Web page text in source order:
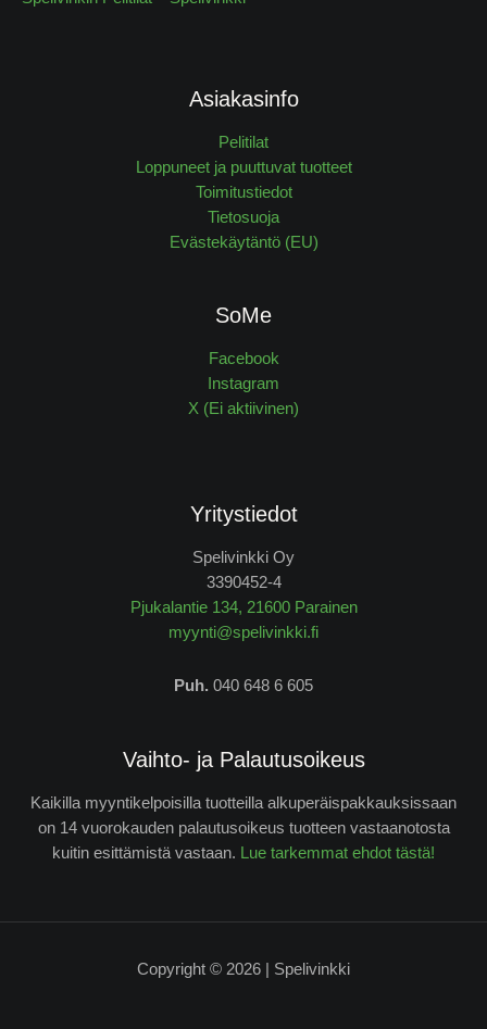
Asiakasinfo
Pelitilat
Loppuneet ja puuttuvat tuotteet
Toimitustiedot
Tietosuoja
Evästekäytäntö (EU)
SoMe
Facebook
Instagram
X (Ei aktiivinen)
Yritystiedot
Spelivinkki Oy
3390452-4
Pjukalantie 134, 21600 Parainen
myynti@spelivinkki.fi
Puh. 040 648 6 605
Vaihto- ja Palautusoikeus
Kaikilla myyntikelpoisilla tuotteilla alkuperäispakkauksissaan
on 14 vuorokauden palautusoikeus tuotteen vastaanotosta
kuitin esittämistä vastaan.
Lue tarkemmat ehdot tästä!
Copyright © 2026 | Spelivinkki